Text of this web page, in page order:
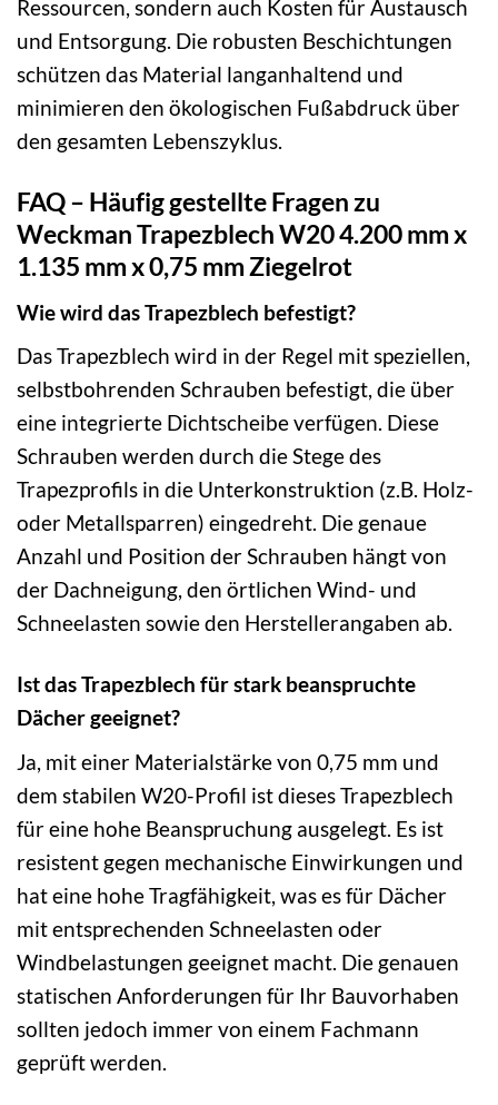
Ressourcen, sondern auch Kosten für Austausch
und Entsorgung. Die robusten Beschichtungen
schützen das Material langanhaltend und
minimieren den ökologischen Fußabdruck über
den gesamten Lebenszyklus.
FAQ – Häufig gestellte Fragen zu
Weckman Trapezblech W20 4.200 mm x
1.135 mm x 0,75 mm Ziegelrot
Wie wird das Trapezblech befestigt?
Das Trapezblech wird in der Regel mit speziellen,
selbstbohrenden Schrauben befestigt, die über
eine integrierte Dichtscheibe verfügen. Diese
Schrauben werden durch die Stege des
Trapezprofils in die Unterkonstruktion (z.B. Holz-
oder Metallsparren) eingedreht. Die genaue
Anzahl und Position der Schrauben hängt von
der Dachneigung, den örtlichen Wind- und
Schneelasten sowie den Herstellerangaben ab.
Ist das Trapezblech für stark beanspruchte
Dächer geeignet?
Ja, mit einer Materialstärke von 0,75 mm und
dem stabilen W20-Profil ist dieses Trapezblech
für eine hohe Beanspruchung ausgelegt. Es ist
resistent gegen mechanische Einwirkungen und
hat eine hohe Tragfähigkeit, was es für Dächer
mit entsprechenden Schneelasten oder
Windbelastungen geeignet macht. Die genauen
statischen Anforderungen für Ihr Bauvorhaben
sollten jedoch immer von einem Fachmann
geprüft werden.